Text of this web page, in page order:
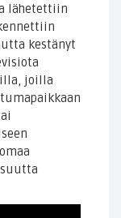
lähetettiin
kestänyt
joilla